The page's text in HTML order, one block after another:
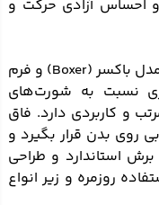
و احساس آزادی حرکت و
شورت مردانه کنتکس CANTTEX کد 0271 در مدل باکسر (Boxer) و فرم
نسبت به شورت‌های
و کاربردی دارد. فاق
بدن قرار بگیرد و
استاندارد و طراحی
روزمره و زیر انواع